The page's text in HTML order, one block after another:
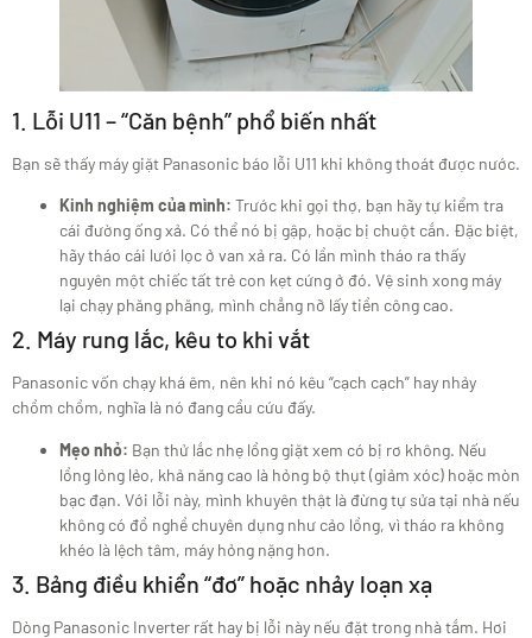
1. Lỗi U11 – “Căn bệnh” phổ biến nhất
Bạn sẽ thấy máy giặt Panasonic báo lỗi U11 khi không thoát được nước.
Kinh nghiệm của mình: Trước khi gọi thợ, bạn hãy tự kiểm tra
cái đường ống xả. Có thể nó bị gập, hoặc bị chuột cắn. Đặc biệt,
hãy tháo cái lưới lọc ở van xả ra. Có lần mình tháo ra thấy
nguyên một chiếc tất trẻ con kẹt cứng ở đó. Vệ sinh xong máy
lại chạy phăng phăng, mình chẳng nỡ lấy tiền công cao.
2. Máy rung lắc, kêu to khi vắt
Panasonic vốn chạy khá êm, nên khi nó kêu “cạch cạch” hay nhảy
chồm chồm, nghĩa là nó đang cầu cứu đấy.
Mẹo nhỏ: Bạn thử lắc nhẹ lồng giặt xem có bị rơ không. Nếu
lồng lỏng lẻo, khả năng cao là hỏng bộ thụt (giảm xóc) hoặc mòn
bạc đạn. Với lỗi này, mình khuyên thật là đừng tự sửa tại nhà nếu
không có đồ nghề chuyên dụng như cảo lồng, vì tháo ra không
khéo là lệch tâm, máy hỏng nặng hơn.
3. Bảng điều khiển “đơ” hoặc nhảy loạn xạ
Dòng Panasonic Inverter rất hay bị lỗi này nếu đặt trong nhà tắm. Hơi